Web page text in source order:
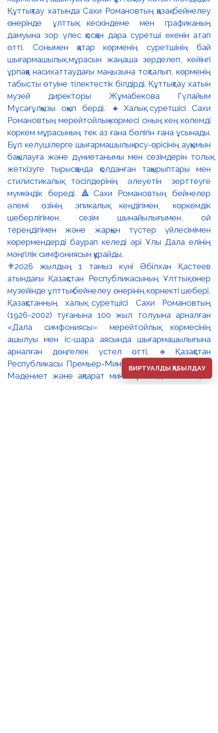
⚜️2026 жылдың 1 тамыз күні Әбілхан Қастеев
атындағы Қазақстан Республикасының Ұлттық өнер
музейінде ұлттық бейнелеу өнерінің көрнекті шебері,
Қазақстанның халық суретшісі Сахи Романовтың
(1926-2002) туғанына 100 жыл толуына арналған
«Дала симфониясы» мерейтойлық көрмесінің
ашылуы мен іс-шара аясында шығармашылығына
арналған дөңгелек үстел өтті. 🔹Қазақстан
Республикасы Премьер-Министрінің орынбасары –
Мәдениет және ақпарат министрі Аида Ғалымқызы
ВИРТУАЛДЫ ҚАБЫЛДАУ